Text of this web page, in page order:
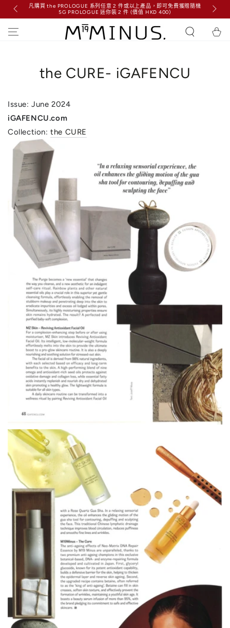
跳到內容
凡購買 the PROLOGUE 系列任意 2 件或以上產品，即可免費獲贈隨機
5G PROLOGUE 迷你裝 2 件 (價值 HKD 400)
購
物
the CURE- iGAFENCU
Issue: June 2024
iGAFENCU.com
Collection:the CURE